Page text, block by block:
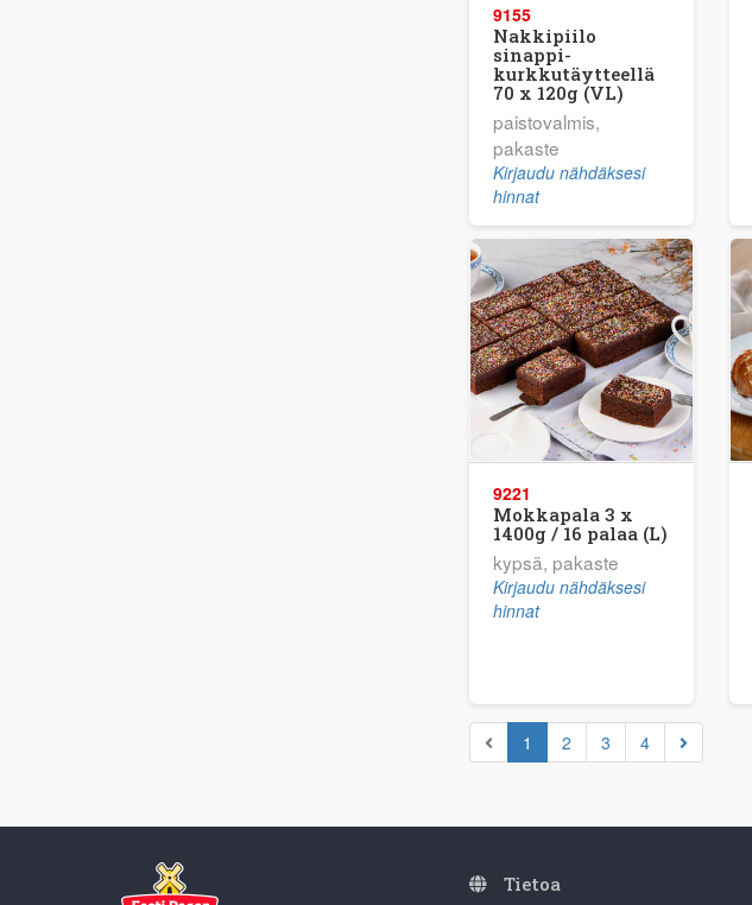
9155
Nakkipiilo
sinappi-
kurkkutäytteellä
70 x 120g (VL)
paistovalmis,
pakaste
Kirjaudu nähdäksesi
hinnat
9221
Mokkapala 3 x
1400g / 16 palaa (L)
kypsä, pakaste
Kirjaudu nähdäksesi
hinnat
1 2 3 4
Tietoa